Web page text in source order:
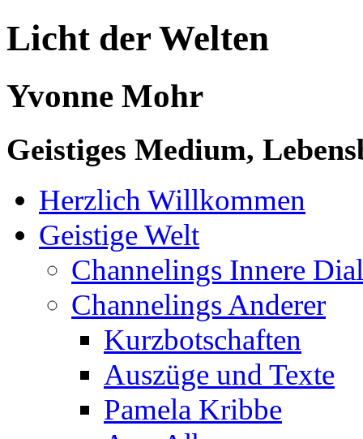
Licht der Welten
Yvonne Mohr
Geistiges Medium,
Herzlich Willkommen
Geistige Welt
Channelings Innere
Channelings Anderer
Kurzbotschaften
Auszüge und Texte
Pamela Kribbe